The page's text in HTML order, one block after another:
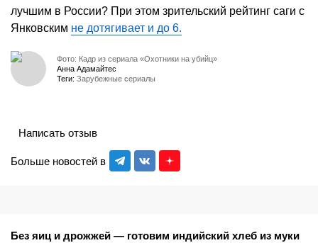
лучшим в России? При этом зрительский рейтинг саги с
Янковским не дотягивает и до 6.
Фото: Кадр из сериала «Охотники на убийц»
Анна Адамайтес
Теги: Зарубежные сериалы
Больше новостей в
Написать отзыв
Без яиц и дрожжей — готовим индийский хлеб из муки